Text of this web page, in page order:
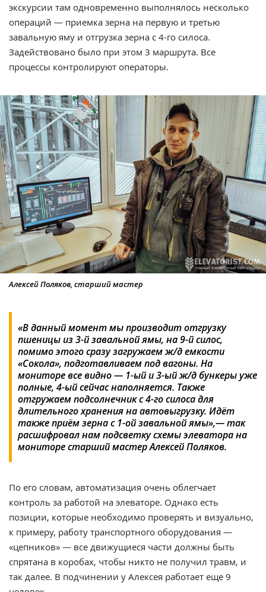
экскурсии там одновременно выполнялось несколько
операций — приемка зерна на первую и третью
завальную яму и отгрузка зерна с 4-го силоса.
Задействовано было при этом 3 маршрута. Все
процессы контролируют операторы.
Алексей Поляков, старший мастер
«В данный момент мы производит отгрузку
пшеницы из 3-й завальной ямы, на 9-й силос,
помимо этого сразу загружаем ж/д емкости
«Сокола», подготавливаем под вагоны. На
мониторе все видно — 1-ый и 3-ый ж/д бункеры уже
полные, 4-ый сейчас наполняется. Также
отгружаем подсолнечник с 4-го силоса для
длительного хранения на автовыгрузку. Идёт
также приём зерна с 1-ой завальной ямы»,— так
расшифровал нам подсветку схемы элеватора на
мониторе старший мастер Алексей Поляков.
По его словам, автоматизация очень облегчает
контроль за работой на элеваторе. Однако есть
позиции, которые необходимо проверять и визуально,
к примеру, работу транспортного оборудования —
«цепников» — все движущиеся части должны быть
спрятана в коробах, чтобы никто не получил травм, и
так далее. В подчинении у Алексея работает еще 9